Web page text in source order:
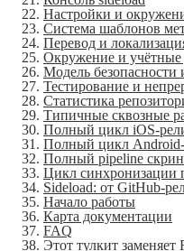
Настройки и
Система шаблонов
Перевод и
Окружение и
Модель
Тестирование и
Статистика
Типичные сквозные
Полный цикл iOS-
Полный цикл Android-
Полный pipeline
Цикл синхронизации
Sideload: от GitHub-
Начало работы
Карта документации
FAQ
Этот тулкит заменяет